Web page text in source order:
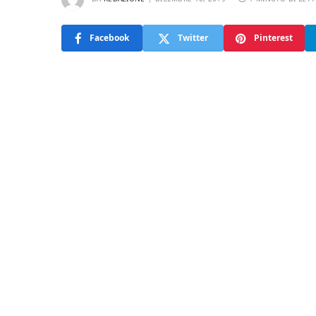
Facebook Twitter Pinterest